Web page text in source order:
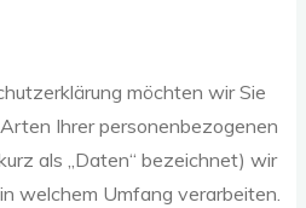
möchten wir Sie
Ihrer personenbezogenen
als „Daten“ bezeichnet) wir
welchem Umfang verarbeiten.